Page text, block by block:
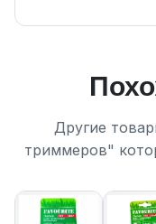
Другие
триммеров"